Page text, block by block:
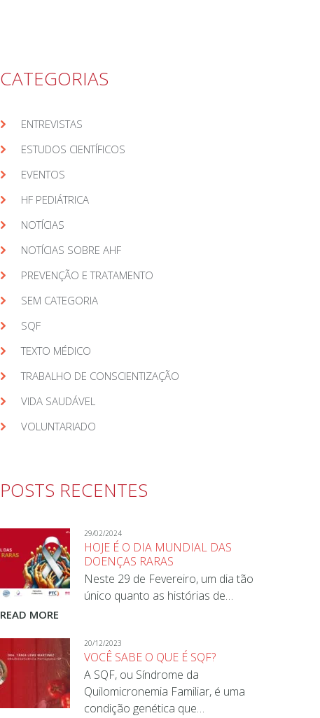
CATEGORIAS
ENTREVISTAS
ESTUDOS CIENTÍFICOS
EVENTOS
HF PEDIÁTRICA
NOTÍCIAS
NOTÍCIAS SOBRE AHF
PREVENÇÃO E TRATAMENTO
SEM CATEGORIA
SQF
TEXTO MÉDICO
TRABALHO DE CONSCIENTIZAÇÃO
VIDA SAUDÁVEL
VOLUNTARIADO
POSTS RECENTES
29/02/2024
HOJE É O DIA MUNDIAL DAS
DOENÇAS RARAS
Neste 29 de Fevereiro, um dia tão
único quanto as histórias de…
READ MORE
20/12/2023
VOCÊ SABE O QUE É SQF?
A SQF, ou Síndrome da
Quilomicronemia Familiar, é uma
condição genética que…